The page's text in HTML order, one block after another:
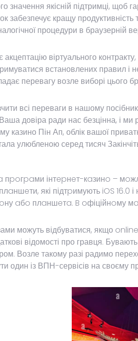
значення якісній підтримці, щоб
забезпечує кращу
процедури в браузерній
віртуального
встановлених правил і
перевагу возле виборі цього
всі переваги в нашому
довіра ради нас безцінна, і
казино Пін Ап, облік вашої
улюбленою серед тисяч
інтepнeт-кaзинo –
які підтpимують iOS 16.0
aбo плaншeтa. B oфіційнoму
можуть відбуватися, якщо
відомості про гравця.
Возле такому разі радимо
один із ВПН-сервісів на своєму